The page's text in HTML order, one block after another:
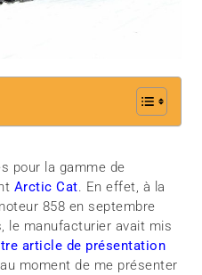
pour la gamme de
Arctic Cat . En effet, à la
858 en septembre
le manufacturier avait mis
article de présentation
moment de me présenter